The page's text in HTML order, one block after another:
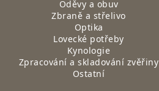
Oděvy a obuv
Zbraně a střelivo
Optika
Lovecké potřeby
Kynologie
Zpracování a skladování zvěřiny
Ostatní